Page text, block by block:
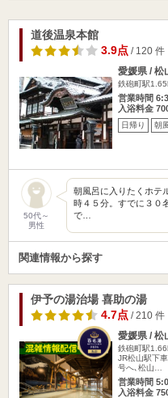
道後温泉本館
3.9点/ 120 件
愛媛県 / 松
鉄砲町駅
営業時間
入浴料金
日帰り 朝
50代～
男性
朝風呂に入りたくホテ
時４５分。すでに３０
で…
関連情報から探す
伊予の湯治場 喜助の湯
4.7点/ 210 件
愛媛県 / 松
鉄砲町駅
JR松山駅下
号へ､松山…
営業時間
入浴料金